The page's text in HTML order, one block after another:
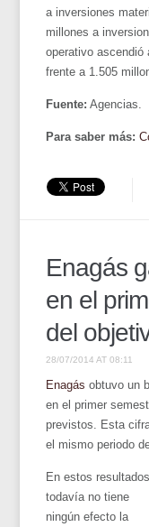
a inversiones
millones a
operativo ascendió
frente a 1.505
Fuente: Agencias.
Para saber más:
Enagás
en el
del
28/07/2014 AT 08:11
Enagás obtuvo un
en el primer
previstos. Esta
el mismo periodo
En estos resultados
todavía no tiene
ningún efecto la